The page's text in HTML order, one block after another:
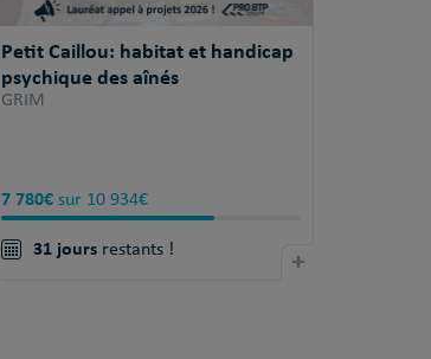
Petit Caillou: habitat et handicap
psychique des aînés
GRIM
7 780€sur 10 934€
31 joursrestants ! +